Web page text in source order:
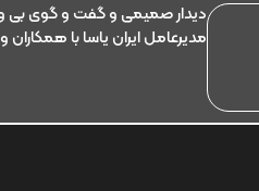
دیدار صمیمی و گفت و گوی بی
مدیرعامل ایران یاسا با همکاران